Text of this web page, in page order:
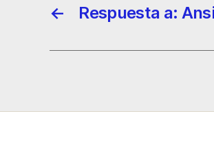
← Respuesta a: